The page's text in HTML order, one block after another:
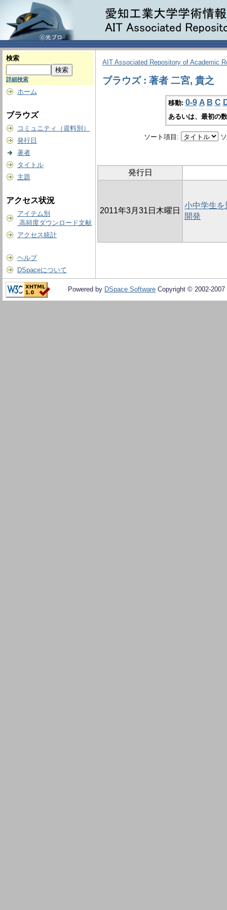
検索
詳細検索
ホーム
ブラウズ
コミュニティ（資料別）
発行日
著者
タイトル
主題
アクセス状況
アイテム別
高頻度ダウンロード文献
アクセス統計
ヘルプ
DSpaceについて
AIT Associated Repository of Academic
ブラウズ : 著者 二宮, 貴之
移動: 0-9 A B C
あるいは、最初の
ソート項目:
発行日
2011年3月31日木曜日
小中学生
開発
Powered by DSpace Software Copyright © 2002-2007